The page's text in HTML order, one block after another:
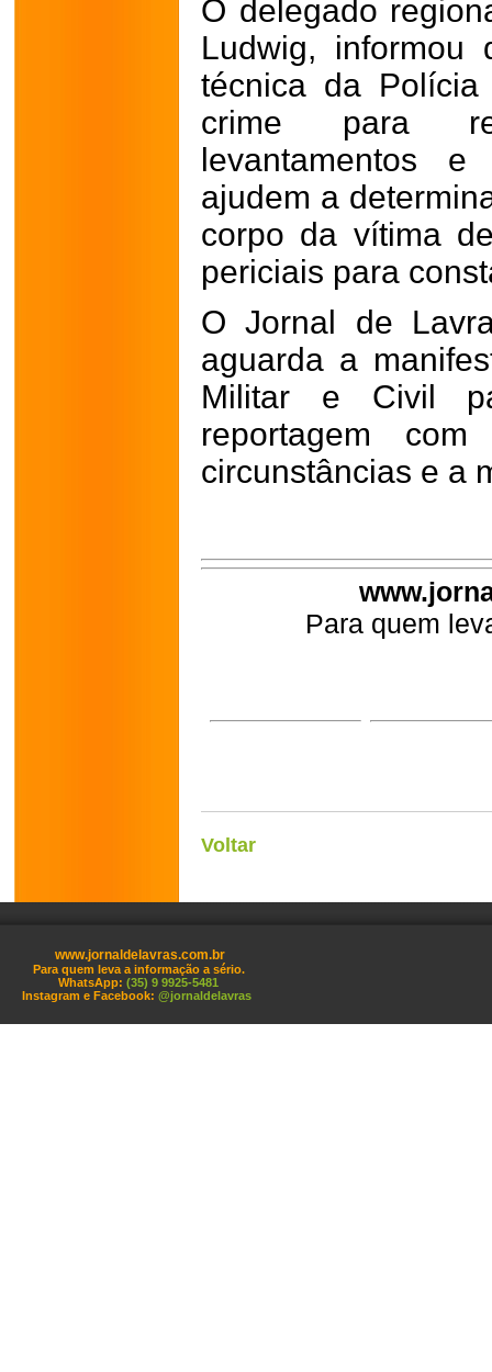
O delegado
Ludwig,
técnica da
crime para
levantamentos
ajudem a
corpo da vítima
periciais para
O Jornal de
aguarda a
Militar e Civil
reportagem
circunstâncias e a
Para quem
Voltar
www.jornaldelavras.com.br
Para quem leva a informação a sério.
WhatsApp: (35) 9 9925-5481
Instagram e Facebook: @jornaldelavras